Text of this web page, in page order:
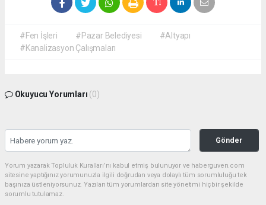
#Fen İşleri #Pazar Belediyesi
#Altyapı
#Kanalizasyon Çalışmaları
Okuyucu Yorumları (0)
Gönder
Yorum yazarak Topluluk Kuralları’nı kabul etmiş bulunuyor ve haberguven.com
sitesine yaptığınız yorumunuzla ilgili doğrudan veya dolaylı tüm sorumluluğu tek
başınıza üstleniyorsunuz. Yazılan tüm yorumlardan site yönetimi hiçbir şekilde
sorumlu tutulamaz.